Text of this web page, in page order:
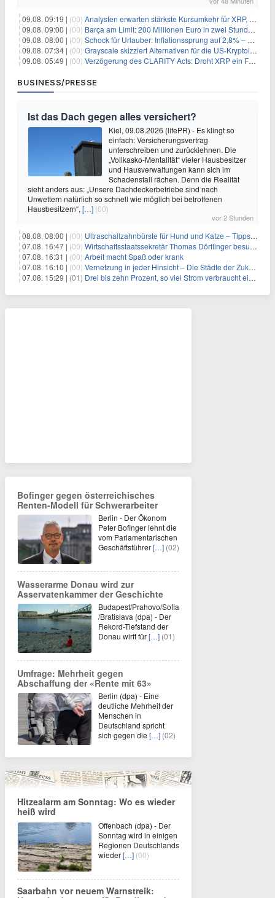
09.08. 09:19 | (00) Analysten erwarten stärkste Kursumkehr für XRP, während Polymarket skeptisch bleibt
09.08. 09:00 | (00) Barça am Limit: 200 Millionen Euro in zwei Stunden – warum dieser Schuldentrip hochgefährlich wird
09.08. 08:00 | (00) Schock für Urlauber: Inflationssprung auf 2,8% – Diese Preise explodieren jetzt
09.08. 07:34 | (00) Grayscale skizziert Alternativen für die US-Kryptoindustrie ohne CLARITY Act
09.08. 05:49 | (00) Verzögerung des CLARITY Acts: Droht XRP ein Fall unter die $1-Marke?
BUSINESS/PRESSE
Ist das Dach gegen alles versichert?
Kiel, 09.08.2026 (lifePR) - Es klingt so
einfach: Versicherungsvertrag
unterschreiben und zurücklehnen. Die
„Vollkasko-Mentalität“ vieler Hausbesitzer
und Hausverwaltungen kann sich im
Schadensfall rächen. Denn die Realität
sieht anders aus: „Unsere Dachdeckerbetriebe sind nach
Unwettern natürlich so schnell wie möglich bei betroffenen
Hausbesitzern“, […] (00)
vor 2 Stunden
08.08. 08:00 | (00) Ultraschallzahnbürste für Hund und Katze – Tipps zur erfolgreichen Eingewöhnung
07.08. 16:47 | (00) Wirtschaftsstaatssekretär Thomas Dörflinger besucht Handwerksbetrieb im Kammerbezirk Freiburg
07.08. 16:31 | (00) Arbeit macht Spaß oder krank
07.08. 16:10 | (00) Vernetzung in jeder Hinsicht – Die Städte der Zukunft sind grün-blau
07.08. 15:29 | (01) Drei bis zehn Prozent, so viel Strom verbraucht ein Aufzug im Gebäude
Bofinger gegen österreichisches
Renten-Modell für Schwerarbeiter
Berlin - Der Ökonom
Peter Bofinger lehnt die
vom Parlamentarischen
Geschäftsführer[…] (02)
Wasserarme Donau wird zur
Asservatenkammer der Geschichte
Budapest/Prahovo/Sofia
/Bratislava (dpa) - Der
Rekord-Tiefstand der
Donau wirft für[…] (01)
Umfrage: Mehrheit gegen
Abschaffung der «Rente mit 63»
Berlin (dpa) - Eine
deutliche Mehrheit der
Menschen in
Deutschland spricht
sich gegen die […] (02)
Hitzealarm am Sonntag: Wo es wieder
heiß wird
Offenbach (dpa) - Der
Sonntag wird in einigen
Regionen Deutschlands
wieder[…] (00)
Saarbahn vor neuem Warnstreik: